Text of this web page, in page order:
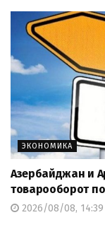
ЭКОНОМИКА
Азербайджан и
товарооборот
2026/08/08, 14:39